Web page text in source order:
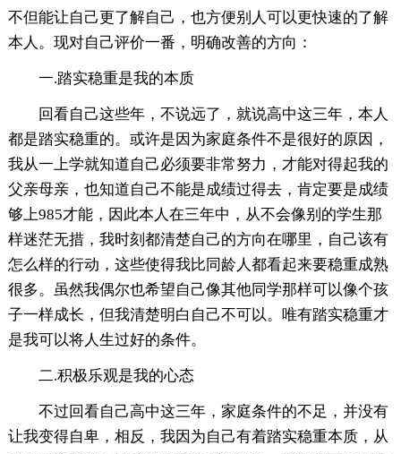
不但能让自己更了解自己，也方便别人可以更快速的了解
本人。现对自己评价一番，明确改善的方向：
一.踏实稳重是我的本质
回看自己这些年，不说远了，就说高中这三年，本人
都是踏实稳重的。或许是因为家庭条件不是很好的原因，
我从一上学就知道自己必须要非常努力，才能对得起我的
父亲母亲，也知道自己不能是成绩过得去，肯定要是成绩
够上985才能，因此本人在三年中，从不会像别的学生那
样迷茫无措，我时刻都清楚自己的方向在哪里，自己该有
怎么样的行动，这些使得我比同龄人都看起来要稳重成熟
很多。虽然我偶尔也希望自己像其他同学那样可以像个孩
子一样成长，但我清楚明白自己不可以。唯有踏实稳重才
是我可以将人生过好的条件。
二.积极乐观是我的心态
不过回看自己高中这三年，家庭条件的不足，并没有
让我变得自卑，相反，我因为自己有着踏实稳重本质，从